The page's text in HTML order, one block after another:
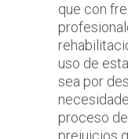
que con
uso de
sea por
proceso
prejuicios